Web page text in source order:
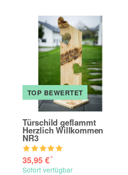
TOP BEWERTET
Türschild geflammt
Herzlich Willkommen
NR3
35,95 €*
Sofort verfügbar